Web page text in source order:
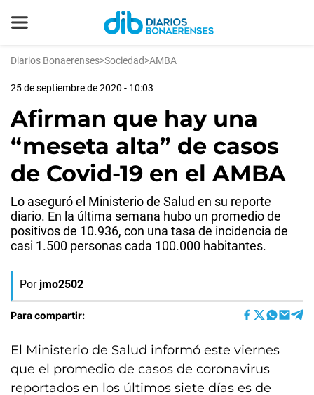
Diarios Bonaerenses>Sociedad>AMBA
25 de septiembre de 2020 - 10:03
Afirman que hay una
“meseta alta” de casos
de Covid-19 en el AMBA
Lo aseguró el Ministerio de Salud en su reporte
diario. En la última semana hubo un promedio de
positivos de 10.936, con una tasa de incidencia de
casi 1.500 personas cada 100.000 habitantes.
Por jmo2502
Para compartir:
El Ministerio de Salud informó este viernes
que el promedio de casos de coronavirus
reportados en los últimos siete días es de